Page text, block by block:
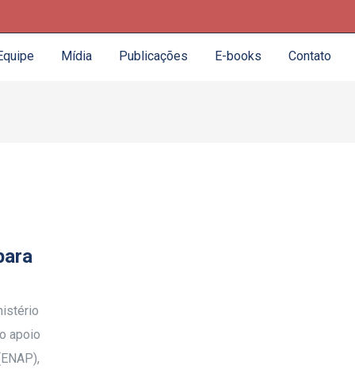
Mídia Publicações E-books Contato
apoio